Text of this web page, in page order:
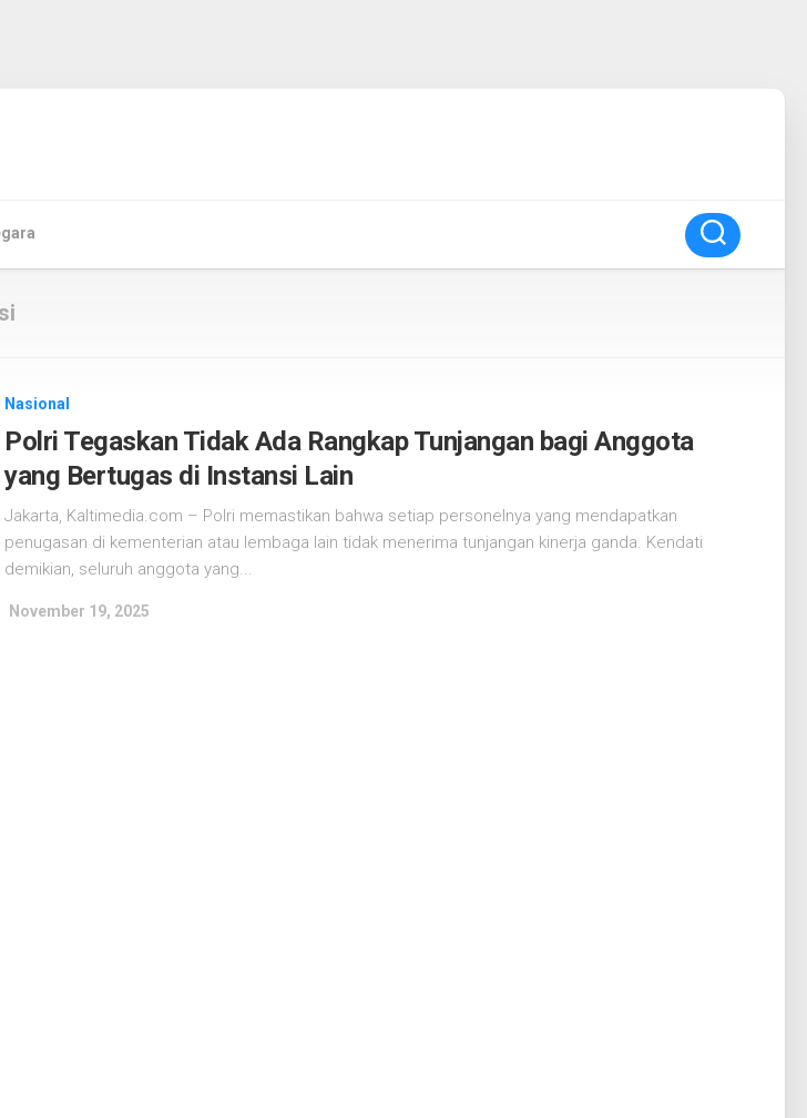
Nasional
Polri Tegaskan Tidak Ada Rangkap Tunjangan bagi Anggota
yang Bertugas di Instansi Lain
Jakarta, Kaltimedia.com – Polri memastikan bahwa setiap personelnya yang mendapatkan
penugasan di kementerian atau lembaga lain tidak menerima tunjangan kinerja ganda. Kendati
demikian, seluruh anggota yang...
November 19, 2025